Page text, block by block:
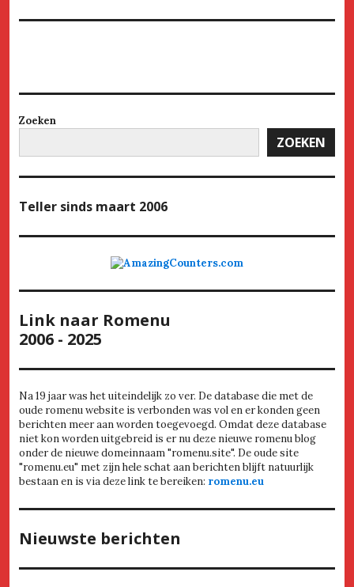
Zoeken
ZOEKEN
Teller sinds maart 2006
Link naar Romenu
2006 - 2025
Na 19 jaar was het uiteindelijk zo ver. De database die met de
oude romenu website is verbonden was vol en er konden geen
berichten meer aan worden toegevoegd. Omdat deze database
niet kon worden uitgebreid is er nu deze nieuwe romenu blog
onder de nieuwe domeinnaam "romenu.site". De oude site
"romenu.eu" met zijn hele schat aan berichten blijft natuurlijk
bestaan en is via deze link te bereiken: romenu.eu
Nieuwste berichten